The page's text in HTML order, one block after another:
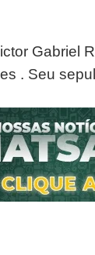
Gabriel
. Seu